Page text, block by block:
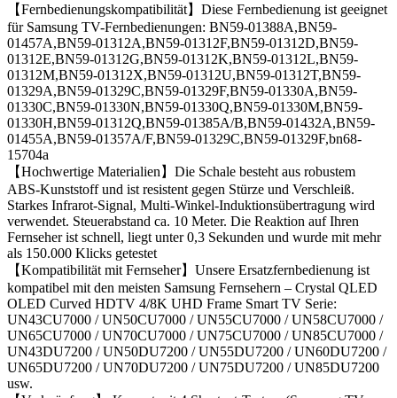
【Fernbedienungskompatibilität】Diese Fernbedienung ist geeignet
für Samsung TV-Fernbedienungen: BN59-01388A,BN59-
01457A,BN59-01312A,BN59-01312F,BN59-01312D,BN59-
01312E,BN59-01312G,BN59-01312K,BN59-01312L,BN59-
01312M,BN59-01312X,BN59-01312U,BN59-01312T,BN59-
01329A,BN59-01329C,BN59-01329F,BN59-01330A,BN59-
01330C,BN59-01330N,BN59-01330Q,BN59-01330M,BN59-
01330H,BN59-01312Q,BN59-01385A/B,BN59-01432A,BN59-
01455A,BN59-01357A/F,BN59-01329C,BN59-01329F,bn68-
15704a
【Hochwertige Materialien】Die Schale besteht aus robustem
ABS-Kunststoff und ist resistent gegen Stürze und Verschleiß.
Starkes Infrarot-Signal, Multi-Winkel-Induktionsübertragung wird
verwendet. Steuerabstand ca. 10 Meter. Die Reaktion auf Ihren
Fernseher ist schnell, liegt unter 0,3 Sekunden und wurde mit mehr
als 150.000 Klicks getestet
【Kompatibilität mit Fernseher】Unsere Ersatzfernbedienung ist
kompatibel mit den meisten Samsung Fernsehern – Crystal QLED
OLED Curved HDTV 4/8K UHD Frame Smart TV Serie:
UN43CU7000 / UN50CU7000 / UN55CU7000 / UN58CU7000 /
UN65CU7000 / UN70CU7000 / UN75CU7000 / UN85CU7000 /
UN43DU7200 / UN50DU7200 / UN55DU7200 / UN60DU7200 /
UN65DU7200 / UN70DU7200 / UN75DU7200 / UN85DU7200
usw.